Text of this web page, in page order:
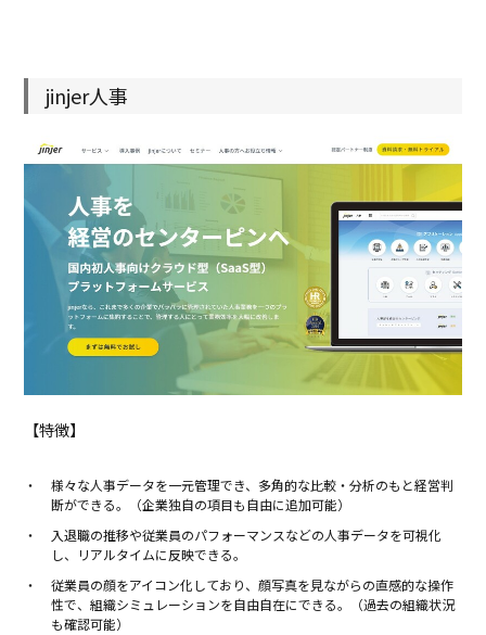
jinjer人事
【特徴】
様々な人事データを一元管理でき、多角的な比較・分析のもと経営判
断ができる。（企業独自の項目も自由に追加可能）
入退職の推移や従業員のパフォーマンスなどの人事データを可視化
し、リアルタイムに反映できる。
従業員の顔をアイコン化しており、顔写真を見ながらの直感的な操作
性で、組織シミュレーションを自由自在にできる。（過去の組織状況
も確認可能）